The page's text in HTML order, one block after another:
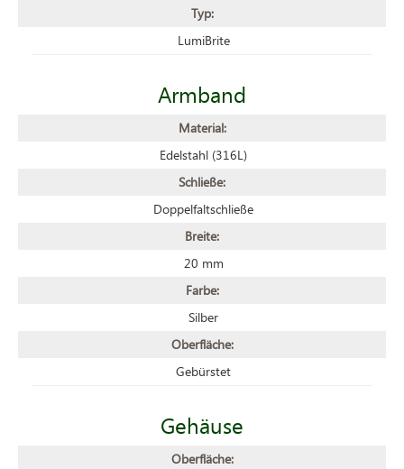
Typ:
LumiBrite
Armband
Material:
Edelstahl (316L)
Schließe:
Doppelfaltschließe
Breite:
20 mm
Farbe:
Silber
Oberfläche:
Gebürstet
Gehäuse
Oberfläche: